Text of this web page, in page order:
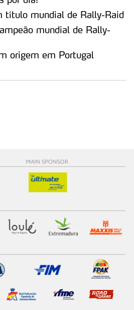
do site.
título mundial de Rally-Raid
mundial de Rally-
origem em Portugal